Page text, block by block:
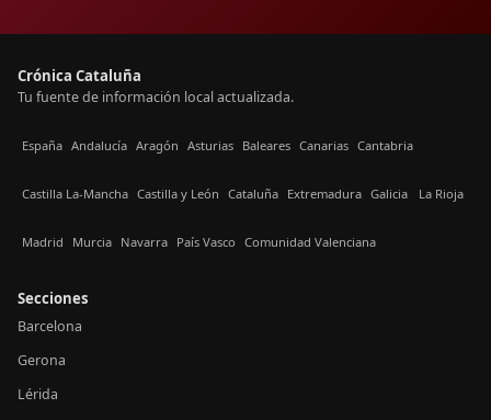
Crónica Cataluña
Tu fuente de información local actualizada.
España Andalucía Aragón Asturias Baleares Canarias Cantabria
Castilla La-Mancha Castilla y León Cataluña Extremadura Galicia La Rioja
Madrid Murcia Navarra País Vasco Comunidad Valenciana
Secciones
Barcelona
Gerona
Lérida